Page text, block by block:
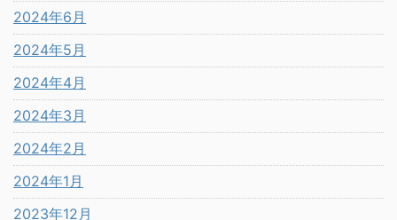
2024年6月
2024年5月
2024年4月
2024年3月
2024年2月
2024年1月
2023年12月